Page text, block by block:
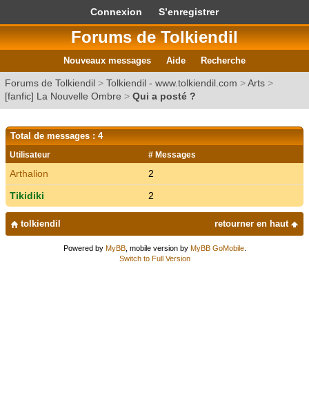
Connexion S’enregistrer
Forums de Tolkiendil
Nouveaux messages Aide Recherche
Forums de Tolkiendil > Tolkiendil - www.tolkiendil.com >Arts >
[fanfic] La Nouvelle Ombre > Qui a posté ?
Total de messages : 4
Utilisateur # Messages
Arthalion
2
Tikidiki
2
retourner en haut
tolkiendil
Powered by MyBB, mobile version by MyBB GoMobile.
Switch to Full Version